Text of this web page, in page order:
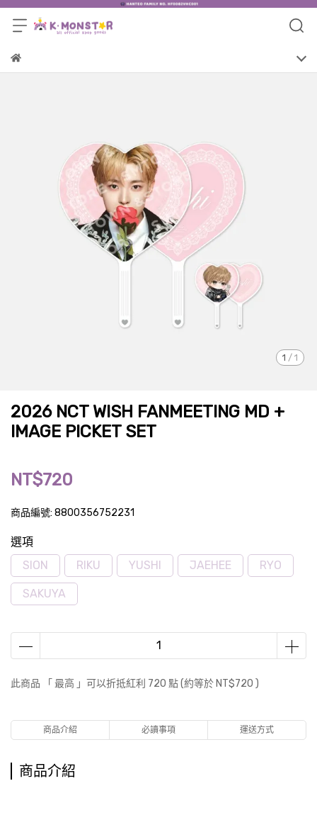
1 / 1
2026 NCT WISH FANMEETING MD +
IMAGE PICKET SET
NT$720
商品編號: 8800356752231
選項
SION
RIKU YUSHI JAEHEE RYO
SAKUYA
此商品 「 最高 」可以折抵紅利 720 點 (約等於 NT$720 )
商品介紹 必讀事項 運送方式
商品介紹